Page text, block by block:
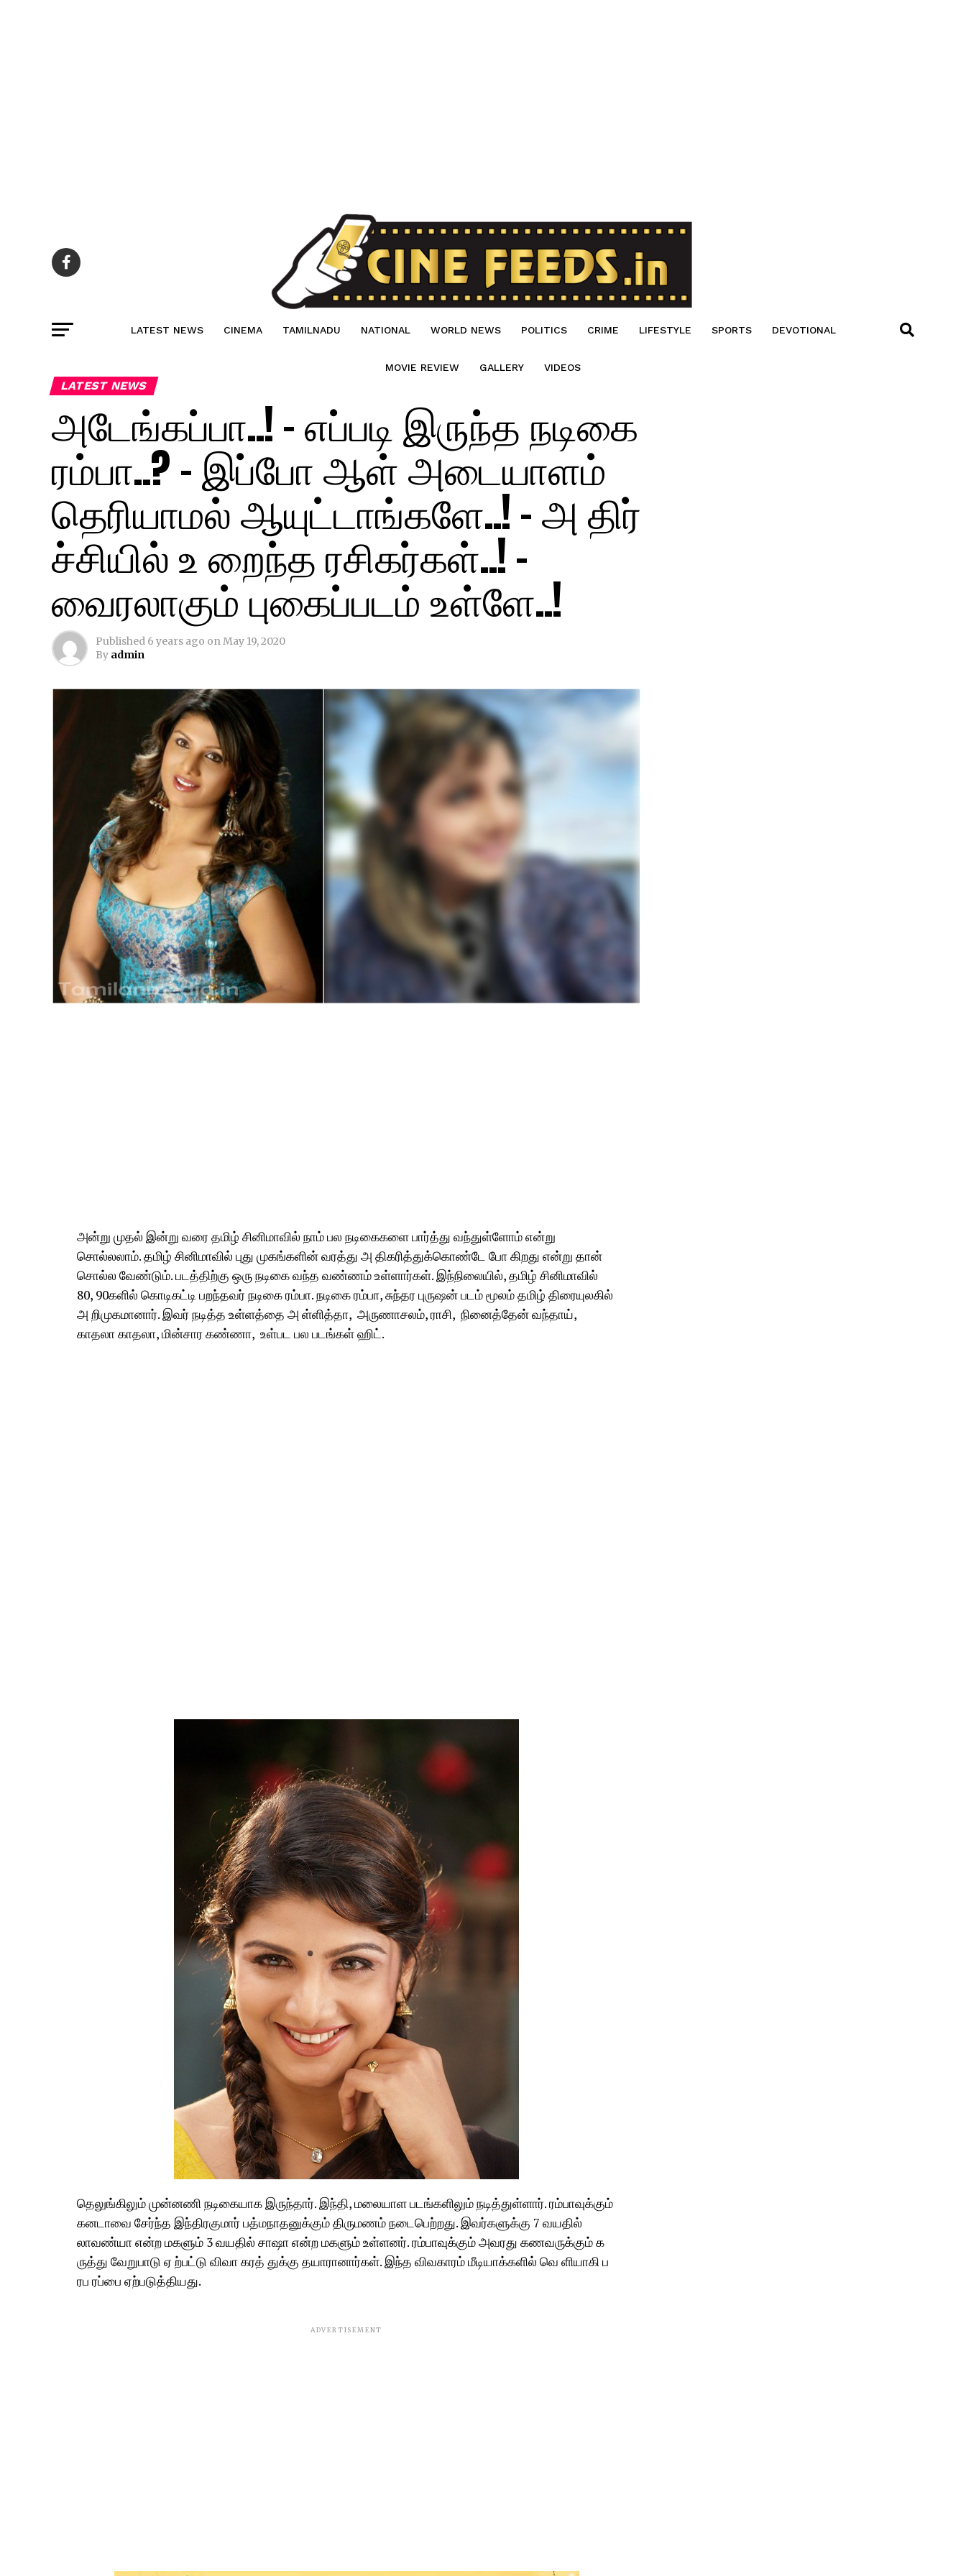
LATEST NEWS CINEMA TAMILNADU NATIONAL WORLD NEWS POLITICS CRIME LIFESTYLE SPORTS DEVOTIONAL
MOVIE REVIEW GALLERY VIDEOS
LATEST NEWS
அடேங்கப்பா..! – எப்படி இருந்த நடிகை
ரம்பா..? – இப்போ ஆள் அடையாளம்
தெரியாமல் ஆயுட்டாங்களே..! – அ திர்
ச்சியில் உ றைந்த ரசிகர்கள்..! –
வைரலாகும் புகைப்படம் உள்ளே..!
Published 6 years ago onMay 19, 2020
By admin
அன்று முதல் இன்று வரை தமிழ் சினிமாவில் நாம் பல நடிகைகளை பார்த்து வந்துள்ளோம் என்று
சொல்லலாம். தமிழ் சினிமாவில் புது முகங்களின் வரத்து அ திகரித்துக்கொண்டே போ கிறது என்று தான்
சொல்ல வேண்டும். படத்திற்கு ஒரு நடிகை வந்த வண்ணம் உள்ளார்கள். இந்நிலையில், தமிழ் சினிமாவில்
80, 90களில் கொடிகட்டி பறந்தவர் நடிகை ரம்பா. நடிகை ரம்பா, சுந்தர புருஷன் படம் மூலம் தமிழ் திரையுலகில்
அ றிமுகமானார். இவர் நடித்த உள்ளத்தை அ ள்ளித்தா, அருணாசலம், ராசி, நினைத்தேன் வந்தாய்,
காதலா காதலா, மின்சார கண்ணா, உள்பட பல படங்கள் ஹிட்.
தெலுங்கிலும் முன்னணி நடிகையாக இருந்தார். இந்தி, மலையாள படங்களிலும் நடித்துள்ளார். ரம்பாவுக்கும்
கனடாவை சேர்ந்த இந்திரகுமார் பத்மநாதனுக்கும் திருமணம் நடைபெற்றது. இவர்களுக்கு 7 வயதில்
லாவண்யா என்ற மகளும் 3 வயதில் சாஷா என்ற மகளும் உள்ளனர். ரம்பாவுக்கும் அவரது கணவருக்கும் க
ருத்து வேறுபாடு ஏ ற்பட்டு விவா கரத் துக்கு தயாரானார்கள். இந்த விவகாரம் மீடியாக்களில் வெ ளியாகி ப
ரப ரப்பை ஏற்படுத்தியது.
ADVERTISEMENT